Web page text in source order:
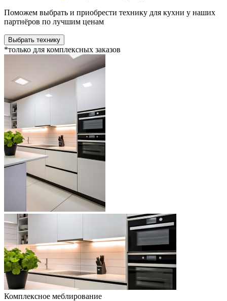
Поможем выбрать и приобрести технику для кухни у наших
партнёров по лучшим ценам
Выбрать технику
*только для комплексных заказов
Комплексное меблирование